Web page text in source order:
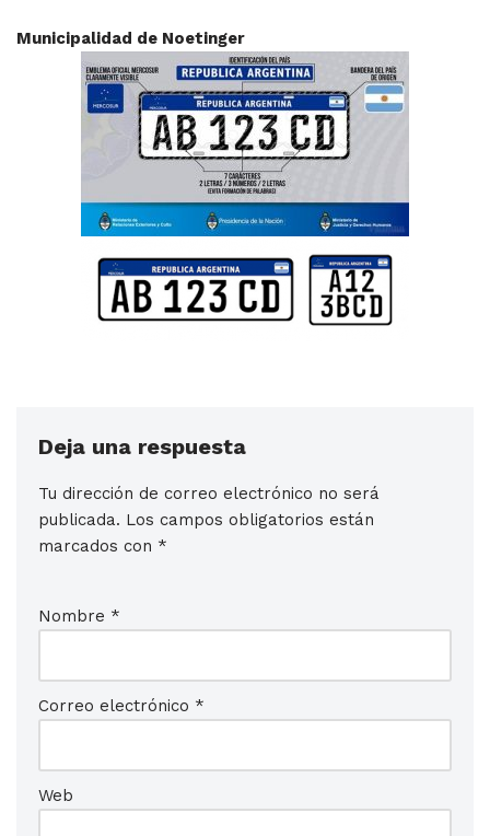
Municipalidad de Noetinger
Deja una respuesta
Tu dirección de correo electrónico no será
publicada. Los campos obligatorios están
marcados con *
Nombre *
Correo electrónico *
Web